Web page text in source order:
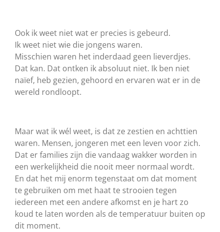
Ook ik weet niet wat er precies is gebeurd.
Ik weet niet wie die jongens waren.
Misschien waren het inderdaad geen lieverdjes.
Dat kan. Dat ontken ik absoluut niet. Ik ben niet
naïef, heb gezien, gehoord en ervaren wat er in de
wereld rondloopt.
Maar wat ik wél weet, is dat ze zestien en achttien
waren. Mensen, jongeren met een leven voor zich.
Dat er families zijn die vandaag wakker worden in
een werkelijkheid die nooit meer normaal wordt.
En dat het mij enorm tegenstaat om dat moment
te gebruiken om met haat te strooien tegen
iedereen met een andere afkomst en je hart zo
koud te laten worden als de temperatuur buiten op
dit moment.